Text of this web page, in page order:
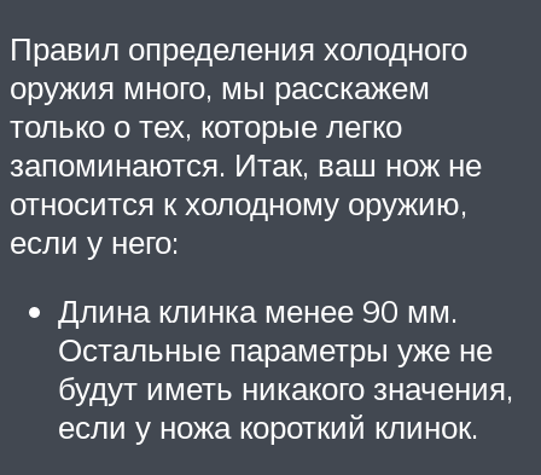
Правил определения холодного
оружия много, мы расскажем
только о тех, которые легко
запоминаются. Итак, ваш нож не
относится к холодному оружию,
если у него:
Длина клинка менее 90 мм.
Остальные параметры уже не
будут иметь никакого значения,
если у ножа короткий клинок.